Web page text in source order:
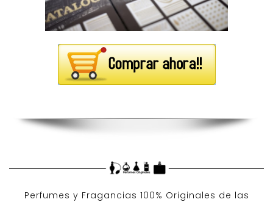
Perfumes y Fragancias 100% Originales de las